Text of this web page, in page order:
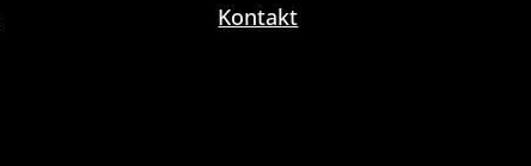
Kontakt